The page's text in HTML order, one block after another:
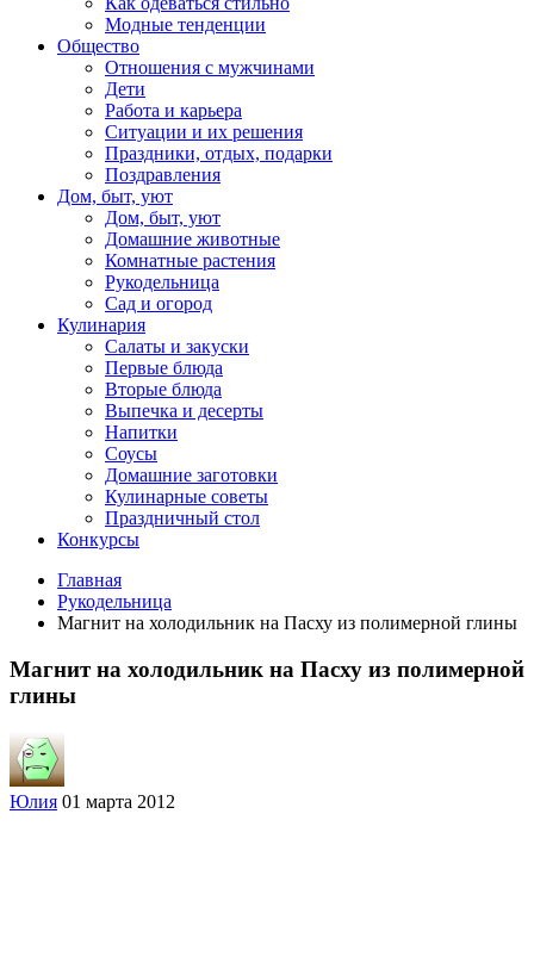
Модные тенденции
Общество
Отношения с мужчинами
Дети
Работа и карьера
Ситуации и их решения
Праздники, отдых, подарки
Поздравления
Дом, быт, уют
Дом, быт, уют
Домашние животные
Комнатные растения
Рукодельница
Сад и огород
Кулинария
Салаты и закуски
Первые блюда
Вторые блюда
Выпечка и десерты
Напитки
Соусы
Домашние заготовки
Кулинарные советы
Праздничный стол
Конкурсы
Главная
Рукодельница
Магнит на холодильник на Пасху из полимерной глины
Магнит на холодильник на Пасху из полимерной
глины
Юлия 01 марта 2012